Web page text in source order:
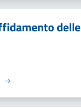
delle